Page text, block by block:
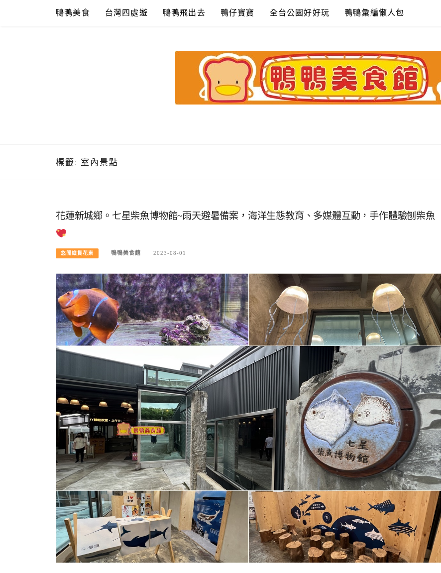
鴨鴨美食 台灣四處遊 鴨鴨飛出去 鴨仔寶寶 全台公園好好玩 鴨鴨彙編懶人包
標籤: 室內景點
花蓮新城鄉。七星柴魚博物館~雨天避暑備案，海洋生態教育、多媒體互動，手作體驗刨柴魚
悠閒縱貫花東 鴨鴨美食館 2023-08-01